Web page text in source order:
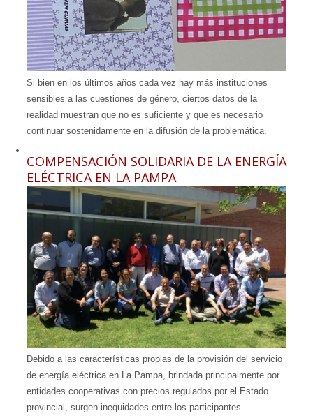
Si bien en los últimos años cada vez hay más instituciones
sensibles a las cuestiones de género, ciertos datos de la
realidad muestran que no es suficiente y que es necesario
continuar sostenidamente en la difusión de la problemática.
COMPENSACIÓN SOLIDARIA DE LA ENERGÍA
ELÉCTRICA EN LA PAMPA
Debido a las características propias de la provisión del servicio
de energía eléctrica en La Pampa, brindada principalmente por
entidades cooperativas con precios regulados por el Estado
provincial, surgen inequidades entre los participantes.